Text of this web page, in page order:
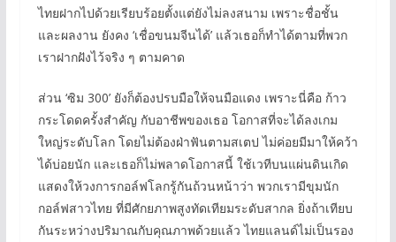
ไทยฝากไปด้วยเรียบร้อยตั้งแต่ยังไม่ลงสนาม เพราะชื่อชั้น
และผลงาน ยังคง ‘เชื่อขนมจีนได้’ แล้วเธอก็ทำได้ตามที่พวก
เราฝากฝังไว้จริง ๆ ตามคาด
ส่วน ‘ซิม 300’ ยังก็ต้องปรบมือให้จนมือแดง เพราะนี่คือ ก้าว
กระโดดครั้งสำคัญ กับอาชีพของเธอ โอกาสที่จะได้ลงเกม
ใหญ่ระดับโลก โดยไม่ต้องฝ่าฟันตามสเตป ไม่ค่อยมีมาให้คว้า
ได้บ่อยนัก และเธอก็ไม่พลาดโอกาสนี้ ใช้เวทีบนแผ่นดินเกิด
แสดงให้วงการกอล์ฟโลกรู้กันถ้วนหน้าว่า พวกเรามีขุมนัก
กอล์ฟสาวไทย ที่มีศักยภาพสูงทัดเทียมระดับสากล ยิ่งถ้าเทียบ
กันระหว่างปริมาณกับคุณภาพด้วยแล้ว ไทยแลนด์ไม่เป็นรอง